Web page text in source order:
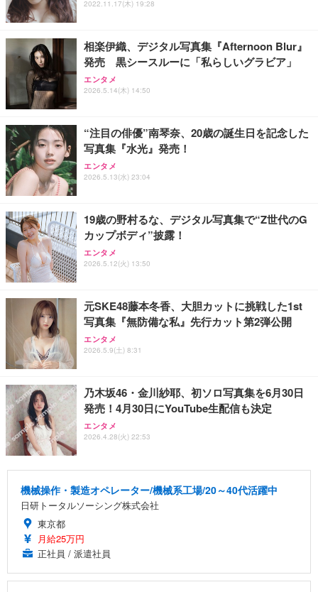
2022.11.17(木) 19:28
相楽伊織、デジタル写真集『Afternoon Blur』
発売 黒シースルーに「私らしいグラビア」
エンタメ
2026.5.14(木) 14:50
“注目の俳優”南琴奈、20歳の誕生日を記念した
写真集『水光』発売！
エンタメ
2026.5.13(水) 23:04
19歳の野村るな、デジタル写真集で“Z世代のG
カップボディ”披露！
エンタメ
2026.5.12(火) 13:50
元SKE48藤本冬香、大胆カットに挑戦した1st
写真集『無防備な私』先行カット第2弾公開
エンタメ
2026.5.9(土) 8:31
乃木坂46・金川紗耶、初ソロ写真集を6月30日
発売！4月30日にYouTube生配信も決定
エンタメ
2026.4.28(火) 22:53
機械操作・製造オペレーター/機械系工場/20～40代活躍中
日研トータルソーシング株式会社
東京都
月給25万円
正社員 / 派遣社員